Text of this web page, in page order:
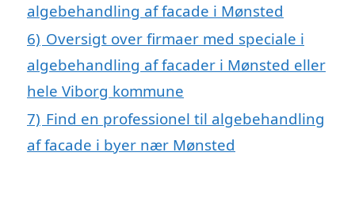
algebehandling af facade i Mønsted
6) Oversigt over firmaer med speciale i
algebehandling af facader i Mønsted eller
hele Viborg kommune
7) Find en professionel til algebehandling
af facade i byer nær Mønsted